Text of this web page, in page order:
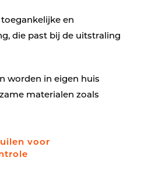
en
die past bij de uitstraling
worden in eigen huis
materialen zoals
voor